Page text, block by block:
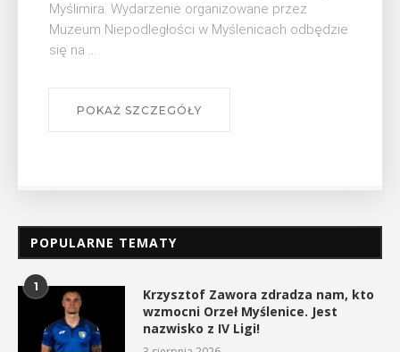
Myślimira. Wydarzenie organizowane przez
Muzeum Niepodległości w Myślenicach odbędzie
się na ...
POKAŻ SZCZEGÓŁY
POPULARNE TEMATY
1
Krzysztof Zawora zdradza nam, kto
wzmocni Orzeł Myślenice. Jest
nazwisko z IV Ligi!